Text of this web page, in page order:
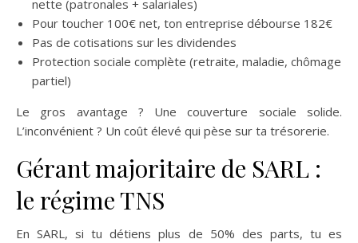
nette (patronales + salariales)
Pour toucher 100€ net, ton entreprise débourse 182€
Pas de cotisations sur les dividendes
Protection sociale complète (retraite, maladie, chômage
partiel)
Le gros avantage ? Une couverture sociale solide.
L’inconvénient ? Un coût élevé qui pèse sur ta trésorerie.
Gérant majoritaire de SARL :
le régime TNS
En SARL, si tu détiens plus de 50% des parts, tu es